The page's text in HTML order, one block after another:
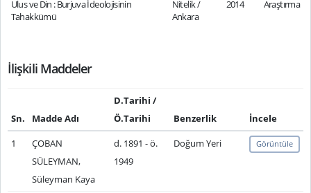
Ulus ve Din : Burjuva İdeolojisinin
Tahakkümü
Nitelik /
Ankara
2014 Araştırma
İlişkili Maddeler
Sn. Madde Adı
D.Tarihi /
Ö.Tarihi
Benzerlik
İncele
1
ÇOBAN
SÜLEYMAN,
Süleyman Kaya
d. 1891 - ö.
1949
Doğum Yeri Görüntüle